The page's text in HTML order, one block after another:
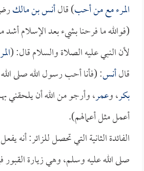
المرء مع من أحب) قالأنس بن مالك
(فوالله ما فرحنا بشيء بعد الإسلام أشد
لأن النبي عليه الصلاة والسلام قال: (
قالأنس: (فأنا أحب رسول الله صلى
بكر، وعمر، وأرجو من الله أن يلحقني
أعمل مثل أعمالهم).
الفائدة الثانية التي تحصل للزائر: أنه
صلى الله عليه وسلم، وهي زيارة القبور